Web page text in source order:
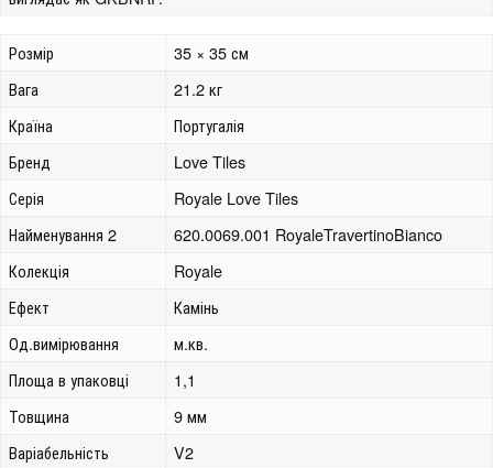
Розмір
35 × 35 см
Вага
21.2 кг
Країна
Португалія
Бренд
Love Tiles
Серія
Royale Love Tiles
Найменування 2
620.0069.001 RoyaleTravertinoBianco
Колекція
Royale
Ефект
Камінь
Од.вимірювання
м.кв.
Площа в упаковці
1,1
Товщина
9 мм
Варіабельність
V2